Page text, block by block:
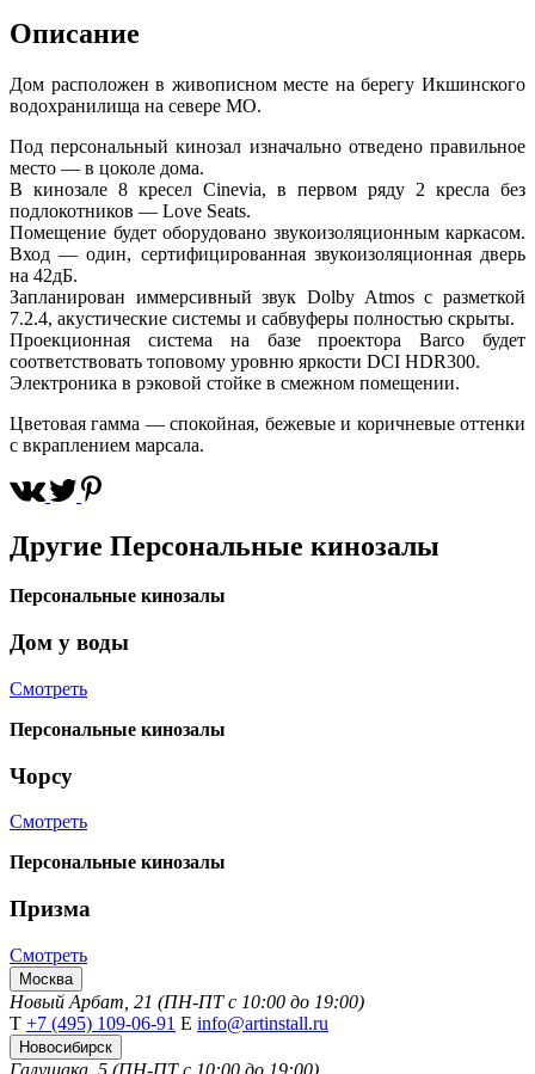
Описание
Дом расположен в живописном месте на берегу Икшинского
водохранилища на севере МО.
Под персональный кинозал изначально отведено правильное
место — в цоколе дома.
В кинозале 8 кресел Cinevia, в первом ряду 2 кресла без
подлокотников — Love Seats.
Помещение будет оборудовано звукоизоляционным каркасом.
Вход — один, сертифицированная звукоизоляционная дверь
на 42дБ.
Запланирован иммерсивный звук Dolby Atmos с разметкой
7.2.4, акустические системы и сабвуферы полностью скрыты.
Проекционная система на базе проектора Barco будет
соответствовать топовому уровню яркости DCI HDR300.
Электроника в рэковой стойке в смежном помещении.
Цветовая гамма — спокойная, бежевые и коричневые оттенки
с вкраплением марсала.
Другие Персональные кинозалы
Персональные кинозалы
Дом у воды
Смотреть
Персональные кинозалы
Чорсу
Смотреть
Персональные кинозалы
Призма
Смотреть
Москва
Новый Арбат, 21 (ПН-ПТ с 10:00 до 19:00)
Т +7 (495) 109-06-91 Е info@artinstall.ru
Новосибирск
Галущака, 5 (ПН-ПТ с 10:00 до 19:00)